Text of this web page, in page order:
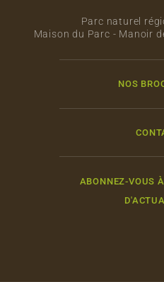
Parc naturel
Maison du Parc - Manoir
NOS
ABONNEZ-VOUS